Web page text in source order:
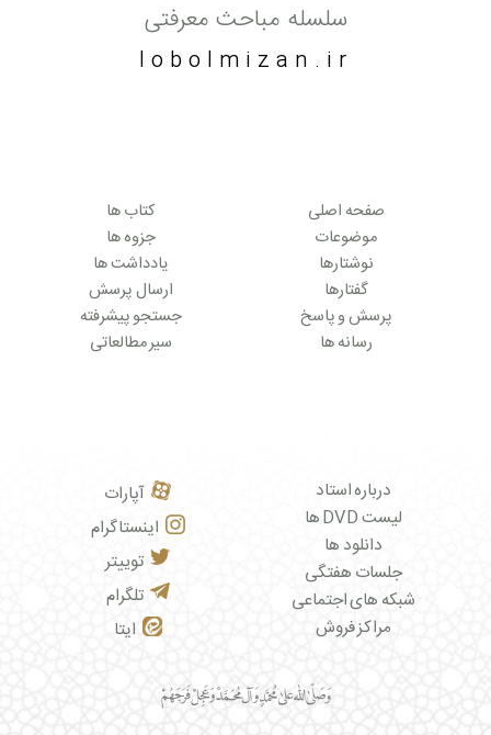
سلسله مباحث معرفتی
lobolmizan.ir
صفحه اصلی
موضوعات
نوشتارها
گفتارها
پرسش و پاسخ
رسانه ها
کتاب ها
جزوه ها
یادداشت ها
ارسال پرسش
جستجو پیشرفته
سیر مطالعاتی
درباره استاد
لیست DVD ها
دانلود ها
جلسات هفتگی
شبکه های اجتماعی
مراکز فروش
آپارات
اینستاگرام
توییتر
تلگرام
ایتا